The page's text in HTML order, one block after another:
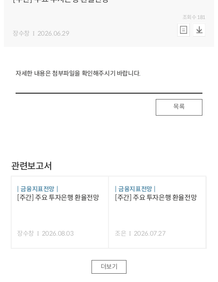
장수창 2026.06.29
조회수 181
자세한 내용은 첨부파일을 확인해주시기 바랍니다.
목록
관련보고서
금융지표전망
[주간] 주요 투자은행 환율전망
장수창 2026.08.03
금융지표전망
[주간] 주요 투자은행 환율전망
조은 2026.07.27
더보기